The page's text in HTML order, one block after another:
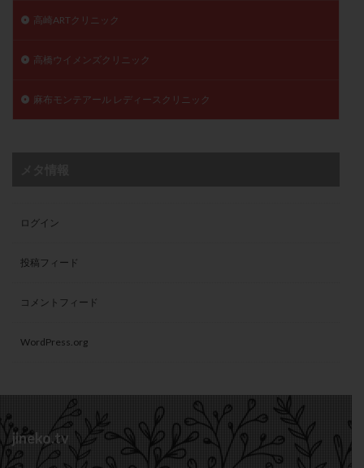
高崎ARTクリニック
高橋ウイメンズクリニック
麻布モンテアール レディースクリニック
ログイン
投稿フィード
コメントフィード
WordPress.org
jineko.tv